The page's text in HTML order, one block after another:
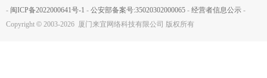
- 闽ICP备2022000641号-1 - 公安部备案号:35020302000065 - 经营者信息公示 -
Copyright © 2003-2026 厦门来宜网络科技有限公司 版权所有